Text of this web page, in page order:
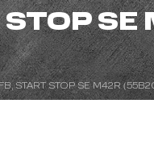
START STOP SE M42R